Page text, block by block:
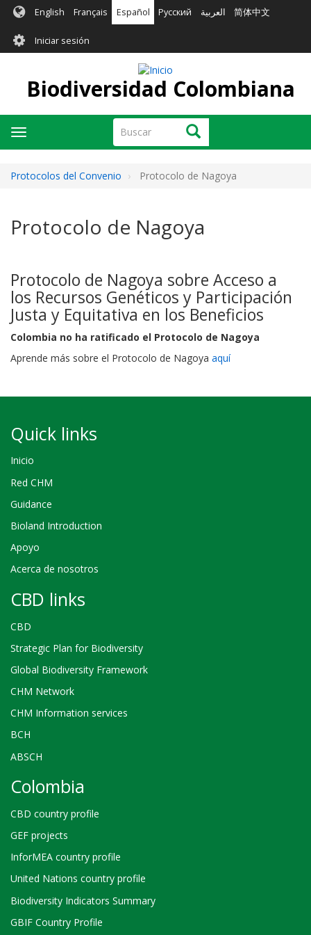
Pasar
contenido
principal
English Français Español Русский العربية 简体中文
User
account
menu
Iniciar sesión
Biodiversidad Colombiana
Buscar Buscar
Toggle
navigation
Protocolos del Convenio Protocolo de Nagoya
Protocolo de Nagoya
Protocolo de Nagoya sobre Acceso a
los Recursos Genéticos y Participación
Justa y Equitativa en los Beneficios
Colombia no ha ratificado el Protocolo de Nagoya
Aprende más sobre el Protocolo de Nagoya aquí
Quick links
Inicio
Red CHM
Guidance
Bioland Introduction
Apoyo
Acerca de nosotros
CBD links
CBD
Strategic Plan for Biodiversity
Global Biodiversity Framework
CHM Network
CHM Information services
BCH
ABSCH
Colombia
CBD country profile
GEF projects
InforMEA country profile
United Nations country profile
Biodiversity Indicators Summary
GBIF Country Profile